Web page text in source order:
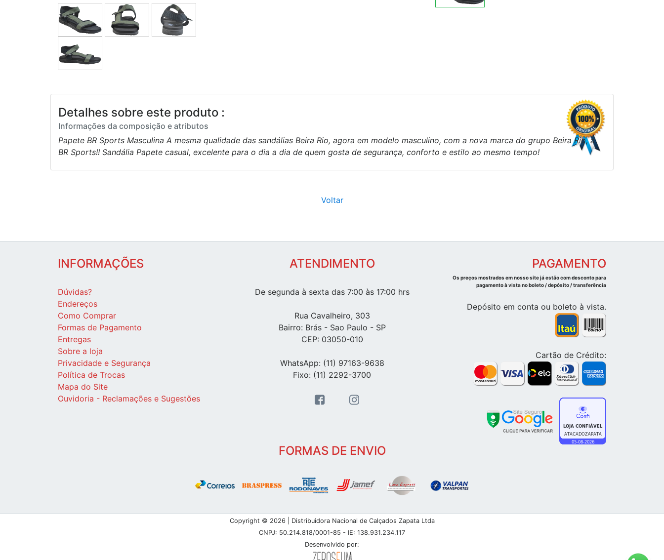
Detalhes sobre este produto :
Informações da composição e atributos
Papete BR Sports Masculina A mesma qualidade das sandálias Beira Rio, agora em modelo masculino, com a nova marca do grupo Beira Rio, a
BR Sports!! Sandália Papete casual, excelente para o dia a dia de quem gosta de segurança, conforto e estilo ao mesmo tempo!
Voltar
INFORMAÇÕES
Dúvidas?
Endereços
Como Comprar
Formas de Pagamento
Entregas
Sobre a loja
Privacidade e Segurança
Política de Trocas
Mapa do Site
Ouvidoria - Reclamações e Sugestões
ATENDIMENTO
De segunda à sexta das 7:00 às 17:00 hrs
Rua Cavalheiro, 303
Bairro: Brás - Sao Paulo - SP
CEP: 03050-010
WhatsApp: (11) 97163-9638
Fixo: (11) 2292-3700
PAGAMENTO
Os preços mostrados em nosso site já estão com desconto para
pagamento à vista no boleto / depósito / transferência
Depósito em conta ou boleto à vista.
Cartão de Crédito:
FORMAS DE ENVIO
Copyright © 2026 | Distribuidora Nacional de Calçados Zapata Ltda
CNPJ: 50.214.818/0001-85 - IE: 138.931.234.117
Desenvolvido por: